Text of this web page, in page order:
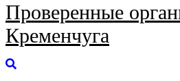
Проверенные
Кременчуга